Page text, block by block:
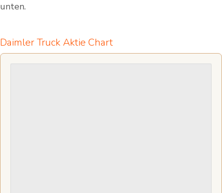
unten.
Daimler Truck Aktie Chart